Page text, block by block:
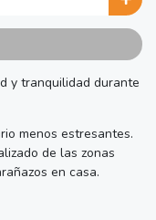
y tranquilidad durante
menos estresantes.
de las zonas
en casa.